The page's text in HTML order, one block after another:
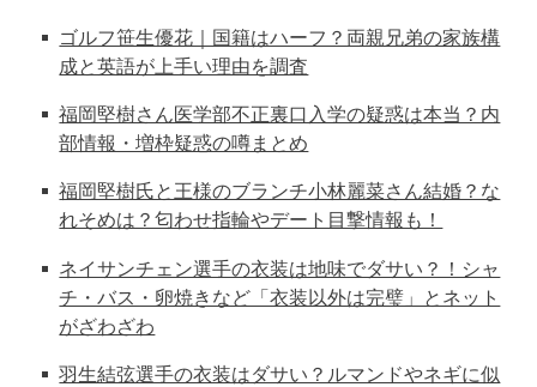
ゴルフ笹生優花｜国籍はハーフ？両親兄弟の家族構
成と英語が上手い理由を調査
福岡堅樹さん医学部不正裏口入学の疑惑は本当？内
部情報・増枠疑惑の噂まとめ
福岡堅樹氏と王様のブランチ小林麗菜さん結婚？な
れそめは？匂わせ指輪やデート目撃情報も！
ネイサンチェン選手の衣装は地味でダサい？！シャ
チ・バス・卵焼きなど「衣装以外は完璧」とネット
がざわざわ
羽生結弦選手の衣装はダサい？ルマンドやネギに似